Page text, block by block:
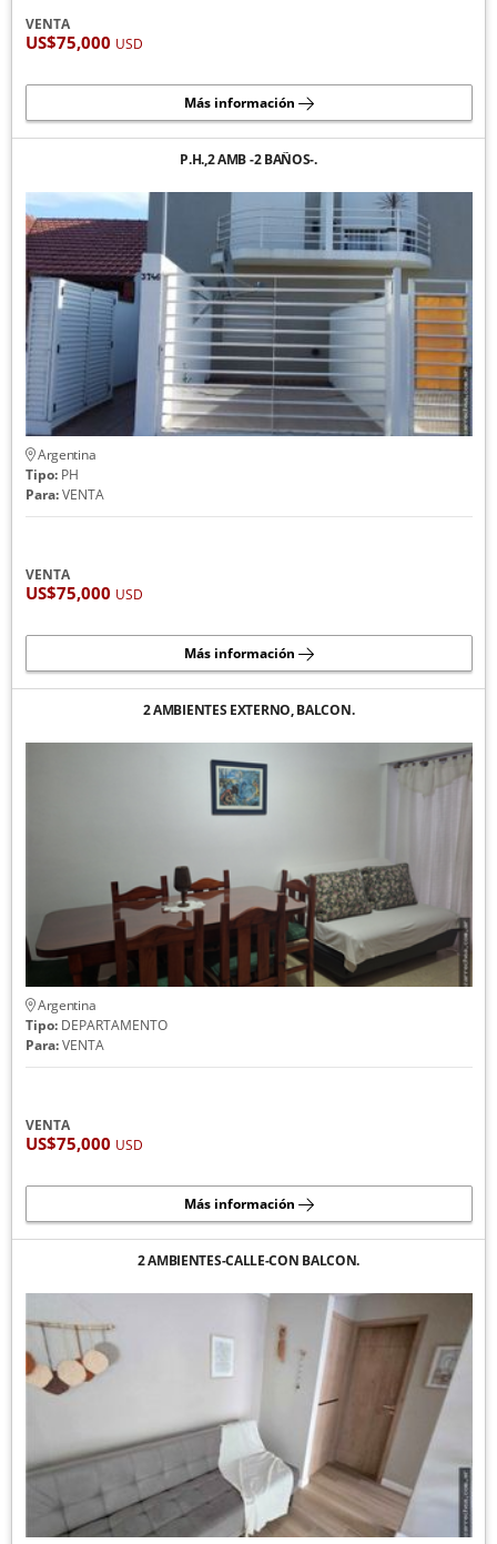
VENTA
US$75,000 USD
Más información
P.H.,2 AMB -2 BAÑOS-.
Argentina
Tipo:PH
Para:VENTA
VENTA
US$75,000 USD
Más información
2 AMBIENTES EXTERNO, BALCON.
Argentina
Tipo:DEPARTAMENTO
Para:VENTA
VENTA
US$75,000 USD
Más información
2 AMBIENTES-CALLE-CON BALCON.